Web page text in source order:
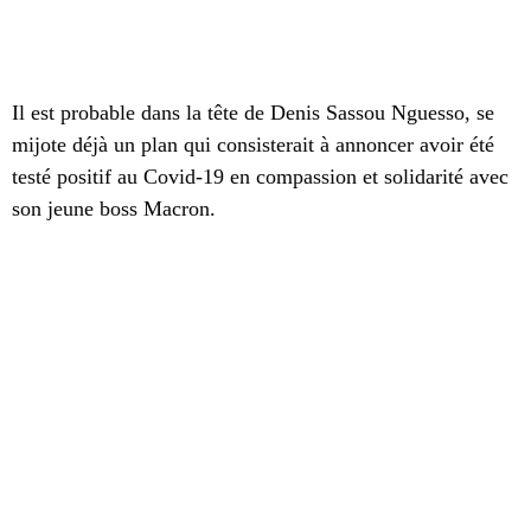
Il est probable dans la tête de Denis Sassou Nguesso, se
mijote déjà un plan qui consisterait à annoncer avoir été
testé positif au Covid-19 en compassion et solidarité avec
son jeune boss Macron.